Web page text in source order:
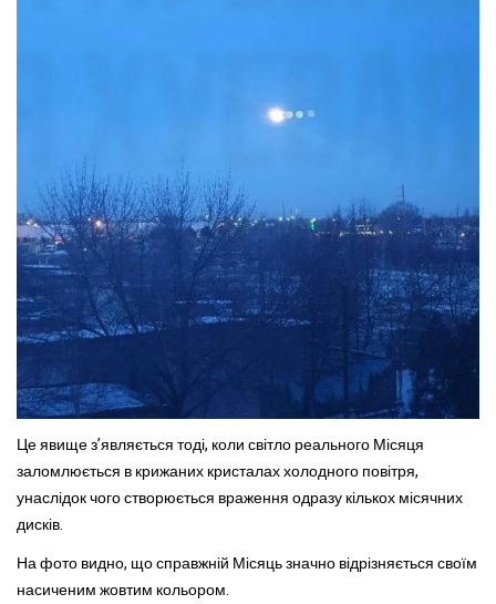
Це явище з’являється тоді, коли світло реального Місяця
заломлюється в крижаних кристалах холодного повітря,
унаслідок чого створюється враження одразу кількох місячних
дисків.
На фото видно, що справжній Місяць значно відрізняється своїм
насиченим жовтим кольором.